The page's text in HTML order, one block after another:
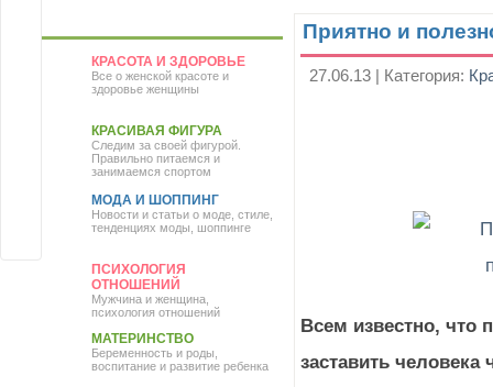
КРАСОТА И ЗДОРОВЬЕ
Все о женской красоте и
здоровье женщины
КРАСИВАЯ ФИГУРА
Следим за своей фигурой.
Правильно питаемся и
занимаемся спортом
МОДА И ШОППИНГ
Новости и статьи о моде, стиле,
тенденциях моды, шоппинге
ПСИХОЛОГИЯ
ОТНОШЕНИЙ
Мужчина и женщина,
психология отношений
МАТЕРИНСТВО
Беременность и роды,
воспитание и развитие ребенка
Приятно и
27.06.13 | Категория:
Всем известно, что
заставить